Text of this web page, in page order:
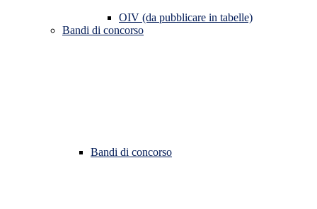
OIV (da pubblicare in tabelle)
Bandi di concorso
Bandi di concorso